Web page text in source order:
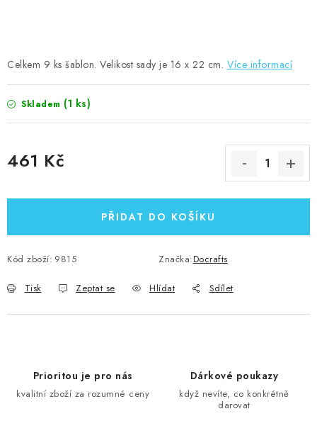
Celkem 9 ks šablon. Velikost sady je 16 x 22 cm. Více informací
Skladem (1 ks)
461 Kč
PŘIDAT DO KOŠÍKU
Kód zboží: 9815 Značka:Docrafts
Tisk Zeptat se Hlídat Sdílet
Prioritou je pro nás
kvalitní zboží za rozumné ceny
Dárkové poukazy
když nevíte, co konkrétně
darovat